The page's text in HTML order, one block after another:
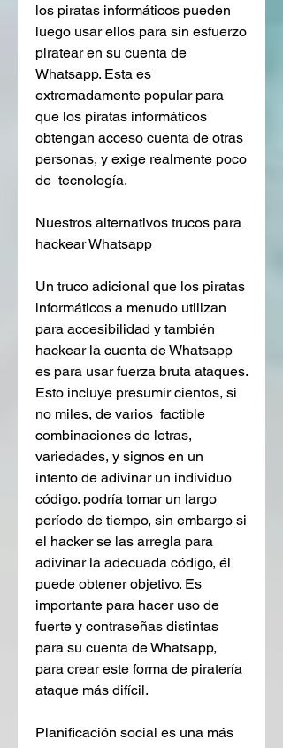
los piratas informáticos pueden
luego usar ellos para sin esfuerzo
piratear en su cuenta de
Whatsapp. Esta es
extremadamente popular para
que los piratas informáticos
obtengan acceso cuenta de otras
personas, y exige realmente poco
de  tecnología.
Nuestros alternativos trucos para
hackear Whatsapp
Un truco adicional que los piratas
informáticos a menudo utilizan
para accesibilidad y también
hackear la cuenta de Whatsapp
es para usar fuerza bruta ataques.
Esto incluye presumir cientos, si
no miles, de varios  factible
combinaciones de letras,
variedades, y signos en un
intento de adivinar un individuo
código. podría tomar un largo
período de tiempo, sin embargo si
el hacker se las arregla para
adivinar la adecuada código, él
puede obtener objetivo. Es
importante para hacer uso de
fuerte y contraseñas distintas
para su cuenta de Whatsapp,
para crear este forma de piratería
ataque más difícil.
Planificación social es una más